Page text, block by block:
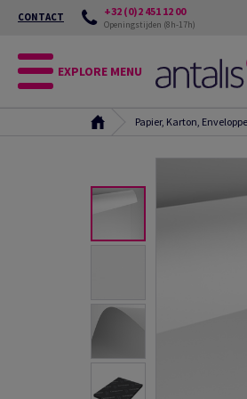
CONTACT +32 (0)2 451 12 00
Openingstijden (8h-17h)
EXPLORE MENU
Papier, Karton,